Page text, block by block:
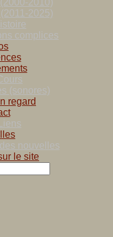
2010)
2025)
complices
(sonores)
regard
nouvelles
le site